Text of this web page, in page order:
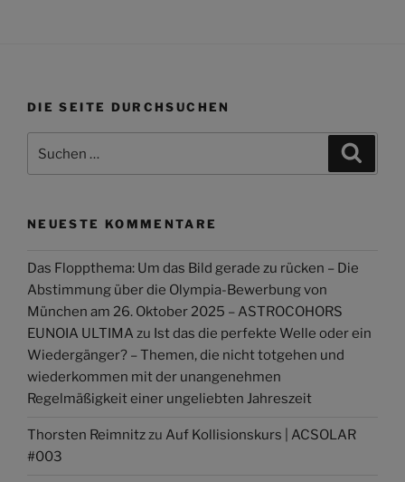
DIE SEITE DURCHSUCHEN
NEUESTE KOMMENTARE
Das Floppthema: Um das Bild gerade zu rücken – Die
Abstimmung über die Olympia-Bewerbung von
München am 26. Oktober 2025 – ASTROCOHORS
EUNOIA ULTIMA zu Ist das die perfekte Welle oder ein
Wiedergänger? – Themen, die nicht totgehen und
wiederkommen mit der unangenehmen
Regelmäßigkeit einer ungeliebten Jahreszeit
Thorsten Reimnitzzu Auf Kollisionskurs | ACSOLAR
#003